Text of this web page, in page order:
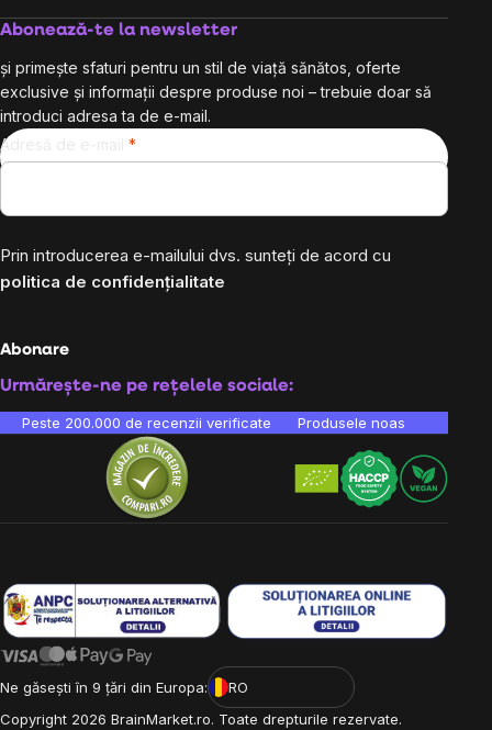
Abonează-te la newsletter
și primește sfaturi pentru un stil de viață sănătos, oferte
exclusive și informații despre produse noi – trebuie doar să
introduci adresa ta de e-mail.
Adresă de e-mail
Prin introducerea e-mailului dvs. sunteți de acord cu
politica de confidențialitate
Abonare
Urmărește-ne pe rețelele sociale:
Peste 200.000 de recenzii verificate Produsele noastre sunt
Ne găsești în 9 țări din Europa:
RO
Copyright 2026 BrainMarket.ro. Toate drepturile rezervate.